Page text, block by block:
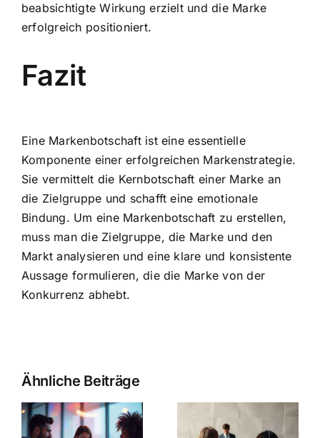
beabsichtigte Wirkung erzielt und die Marke
erfolgreich positioniert.
Fazit
Eine Markenbotschaft ist eine essentielle
Komponente einer erfolgreichen Markenstrategie.
Sie vermittelt die Kernbotschaft einer Marke an
die Zielgruppe und schafft eine emotionale
Bindung. Um eine Markenbotschaft zu erstellen,
muss man die Zielgruppe, die Marke und den
Markt analysieren und eine klare und konsistente
Aussage formulieren, die die Marke von der
Konkurrenz abhebt.
Ähnliche Beiträge